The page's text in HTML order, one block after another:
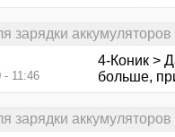
зарядки аккумуляторов
- 11:46
4-Коник >
больше,
зарядки аккумуляторов